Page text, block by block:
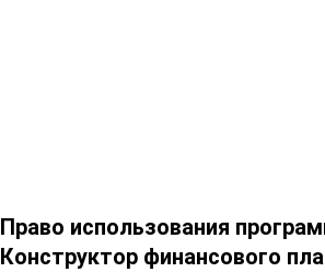
Право использования
Конструктор финансового